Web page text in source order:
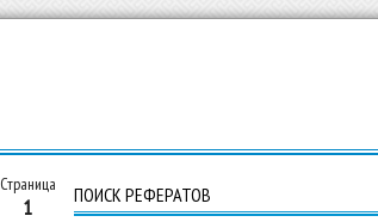
Страница
1 ПОИСК РЕФЕРАТОВ